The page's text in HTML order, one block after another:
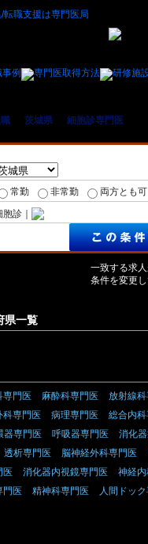
茨城県 細胞診専門医
常勤 非常勤
両方とも可
胞診｜
一致する求人
条件を変更し
県一覧
専門医 麻酔科専門医 放射線科
科専門医 病理専門医 総合内
器専門医 呼吸器専門医 消化
透析専門医 脳神経外科専門医
医 消化器内視鏡専門医 神経
門医 精神科専門医 人間ドッ